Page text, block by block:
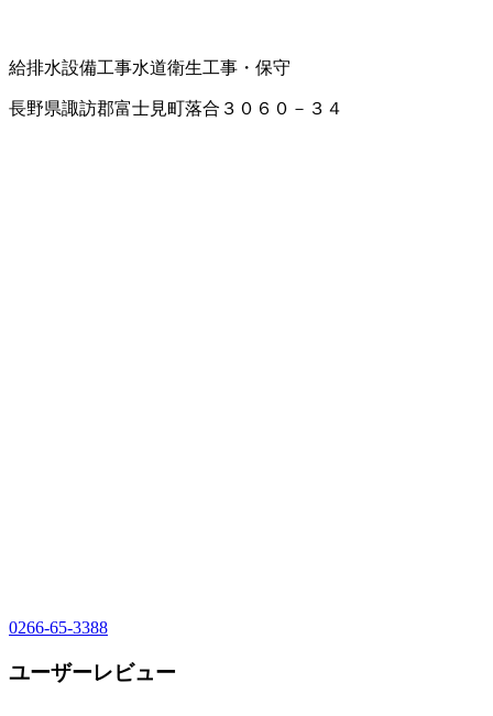
給排水設備工事水道衛生工事・保守
長野県諏訪郡富士見町落合３０６０－３４
0266-65-3388
ユーザーレビュー